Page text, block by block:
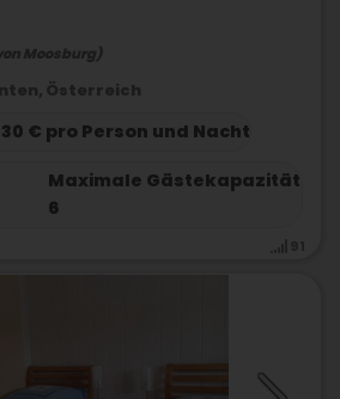
Moosburg)
Österreich
€ pro Person und Nacht
Maximale Gästekapazität
6